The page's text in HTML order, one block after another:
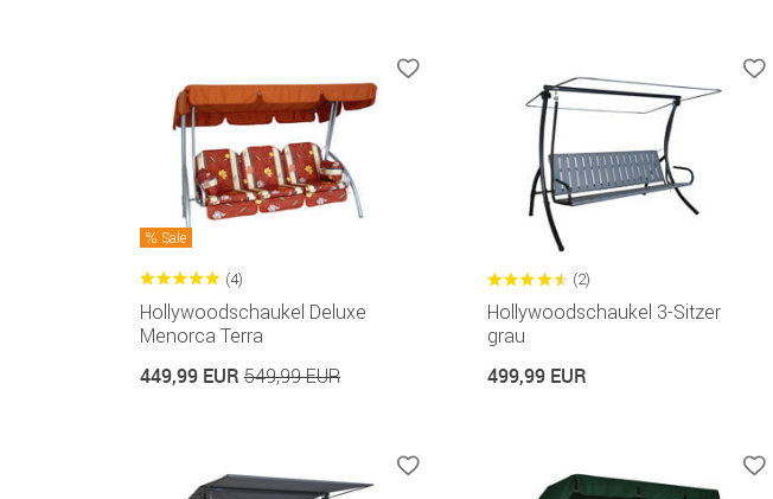
Sale
(4)
Hollywoodschaukel Deluxe
Menorca Terra
449,99 EUR 549,99 EUR
(2)
Hollywoodschaukel 3-Sitzer
grau
499,99 EUR